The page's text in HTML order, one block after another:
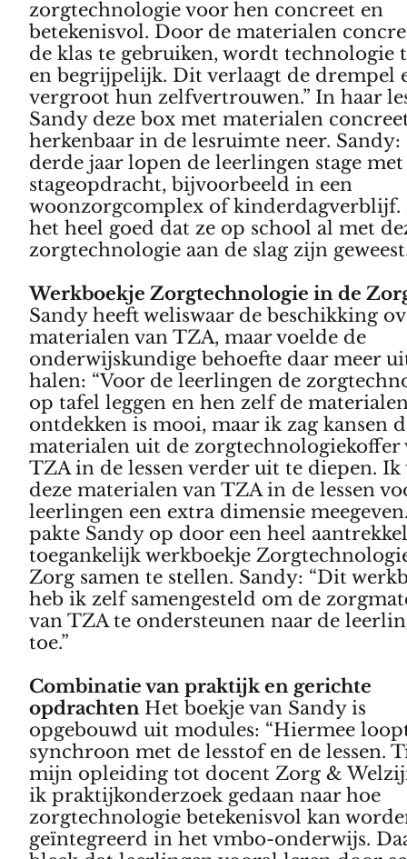
zorgtechnologie voor hen concreet en
betekenisvol. Door de materialen
de klas te gebruiken, wordt technologie
en begrijpelijk. Dit verlaagt de drempel
vergroot hun zelfvertrouwen.” In haar
Sandy deze box met materialen
herkenbaar in de lesruimte neer. Sandy:
derde jaar lopen de leerlingen stage met
stageopdracht, bijvoorbeeld in een
woonzorgcomplex of kinderdagverblijf.
het heel goed dat ze op school al met
zorgtechnologie aan de slag zijn
Werkboekje Zorgtechnologie in de
Sandy heeft weliswaar de beschikking
materialen van TZA, maar voelde de
onderwijskundige behoefte daar meer
halen: “Voor de leerlingen de
op tafel leggen en hen zelf de
ontdekken is mooi, maar ik zag kansen
materialen uit de zorgtechnologiekoffer
TZA in de lessen verder uit te diepen.
deze materialen van TZA in de lessen
leerlingen een extra dimensie
pakte Sandy op door een heel
toegankelijk werkboekje
Zorg samen te stellen. Sandy: “Dit
heb ik zelf samengesteld om de
van TZA te ondersteunen naar de
toe.”
Combinatie van praktijk en gerichte
opdrachten Het boekje van Sandy is
opgebouwd uit modules: “Hiermee
synchroon met de lesstof en de lessen.
mijn opleiding tot docent Zorg &
ik praktijkonderzoek gedaan naar hoe
zorgtechnologie betekenisvol kan
geïntegreerd in het vmbo-onderwijs.